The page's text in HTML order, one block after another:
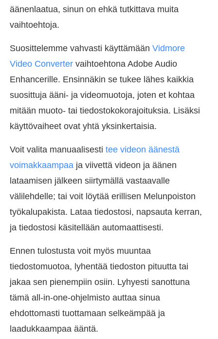
äänenlaatua, sinun on ehkä tutkittava muita
vaihtoehtoja.
Suosittelemme vahvasti käyttämään Vidmore
Video Converter vaihtoehtona Adobe Audio
Enhancerille. Ensinnäkin se tukee lähes kaikkia
suosittuja ääni- ja videomuotoja, joten et kohtaa
mitään muoto- tai tiedostokokorajoituksia. Lisäksi
käyttövaiheet ovat yhtä yksinkertaisia.
Voit valita manuaalisesti tee videon äänestä
voimakkaampaa ja viivettä videon ja äänen
lataamisen jälkeen siirtymällä vastaavalle
välilehdelle; tai voit löytää erillisen Melunpoiston
työkalupakista. Lataa tiedostosi, napsauta kerran,
ja tiedostosi käsitellään automaattisesti.
Ennen tulostusta voit myös muuntaa
tiedostomuotoa, lyhentää tiedoston pituutta tai
jakaa sen pienempiin osiin. Lyhyesti sanottuna
tämä all-in-one-ohjelmisto auttaa sinua
ehdottomasti tuottamaan selkeämpää ja
laadukkaampaa ääntä.